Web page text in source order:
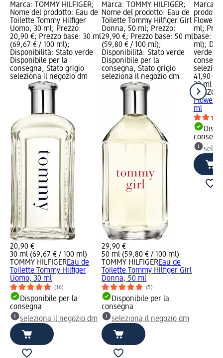
Marca: TOMMY HILFIGER;
Nome del prodotto: Eau de
Toilette Tommy Hilfiger
Uomo, 30 ml; Prezzo:
20,90 €; Prezzo base: 30 ml
(69,67 € / 100 ml);
Disponibilità: Stato verde
Disponibile per la
consegna, Stato grigio
seleziona il negozio dm
20,90 €
30 ml (69,67 € / 100 ml)
TOMMY HILFIGEREau de
Toilette Tommy Hilfiger
Uomo, 30 ml
(16)
Disponibile per la
consegna
seleziona il negozio dm
Marca: TOMMY HILFIGER;
Nome del prodotto: Eau de
Toilette Tommy Hilfiger Girl
Donna, 50 ml; Prezzo:
29,90 €; Prezzo base: 50 ml
(59,80 € / 100 ml);
Disponibilità: Stato verde
Disponibile per la
consegna, Stato grigio
seleziona il negozio dm
29,90 €
50 ml (59,80 € / 100 ml)
TOMMY HILFIGEREau de
Toilette Tommy Hilfiger Girl
Donna, 50 ml
(5)
Disponibile per la
consegna
seleziona il negozio dm
Marca:
Flower
ml;
base:
ml);
verde
41,90 €
30 ml
KENZO
Flower
ml